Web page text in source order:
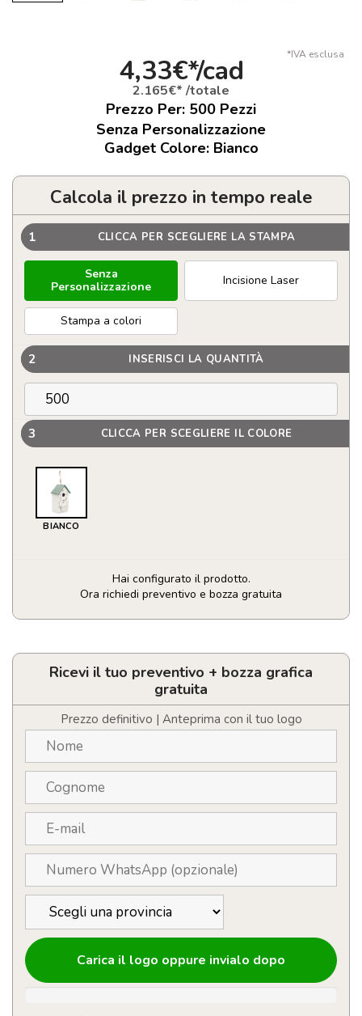
*IVA esclusa
4,33€*/cad
2.165€* /totale
Prezzo Per: 500 Pezzi
Senza Personalizzazione
Gadget Colore: Bianco
Calcola il prezzo in tempo reale
1 CLICCA PER SCEGLIERE LA STAMPA
Senza
Personalizzazione
Incisione Laser
Stampa a colori
2 INSERISCI LA QUANTITÀ
3 CLICCA PER SCEGLIERE IL COLORE
BIANCO
Hai configurato il prodotto.
Ora richiedi preventivo e bozza gratuita
Casetta
uccelli
personalizzabile
Ricevi il tuo preventivo + bozza grafica
gratuita
Prezzo definitivo | Anteprima con il tuo logo
Carica il logo oppure invialo dopo